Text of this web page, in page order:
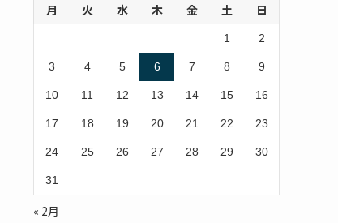
月 火 水 木 金 土 日
1 2
3 4 5 6 7 8 9
10 11 12 13 14 15 16
17 18 19 20 21 22 23
24 25 26 27 28 29 30
31
« 2月